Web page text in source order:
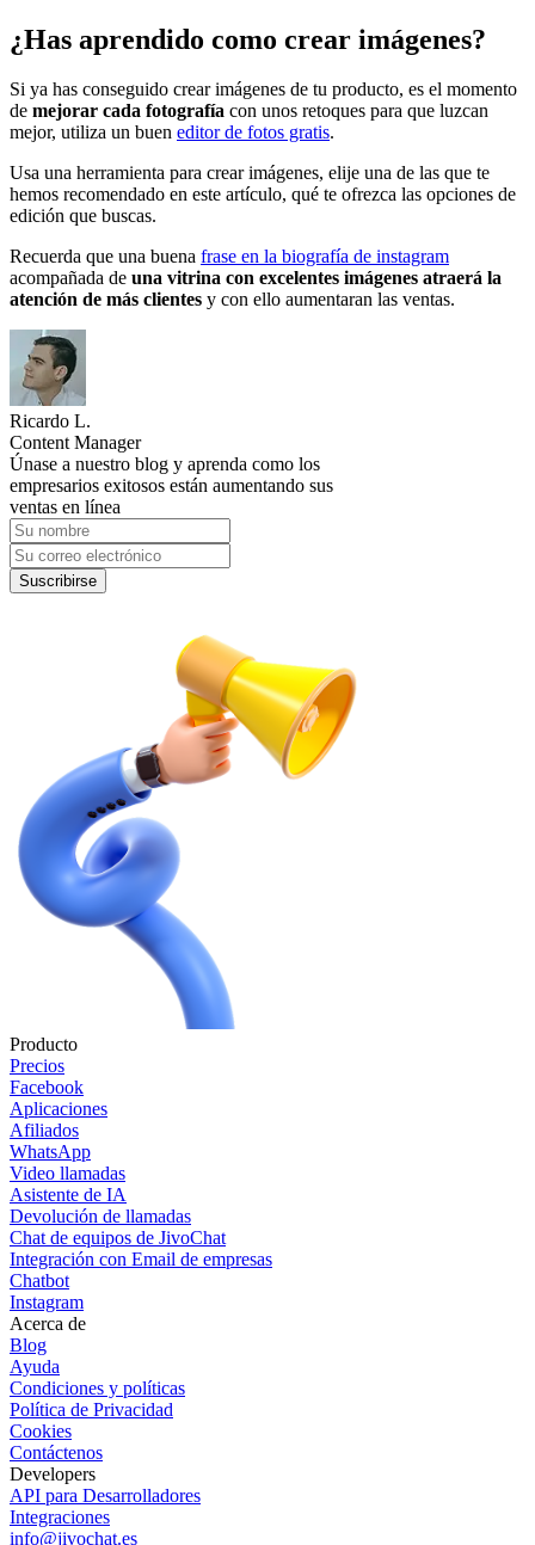
¿Has aprendido como crear imágenes?
Si ya has conseguido crear imágenes de tu producto, es el momento
de mejorar cada fotografía con unos retoques para que luzcan
mejor, utiliza un buen editor de fotos gratis.
Usa una herramienta para crear imágenes, elije una de las que te
hemos recomendado en este artículo, qué te ofrezca las opciones de
edición que buscas.
Recuerda que una buena frase en la biografía de instagram
acompañada de una vitrina con excelentes imágenes atraerá la
atención de más clientes y con ello aumentaran las ventas.
Ricardo L.
Content Manager
Únase a nuestro blog y aprenda como los
empresarios exitosos están aumentando sus
ventas en línea
Suscribirse
Producto
Precios
Facebook
Aplicaciones
Afiliados
WhatsApp
Video llamadas
Asistente de IA
Devolución de llamadas
Chat de equipos de JivoChat
Integración con Email de empresas
Chatbot
Instagram
Acerca de
Blog
Ayuda
Condiciones y políticas
Política de Privacidad
Cookies
Contáctenos
Developers
API para Desarrolladores
Integraciones
info@jivochat.es